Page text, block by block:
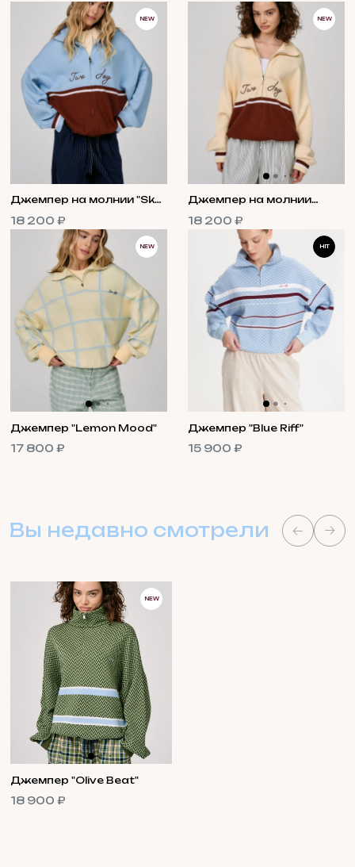
NEW
Джемпер на молнии "Sky
18 200 ₽
NEW
Джемпер на молнии
18 200 ₽
NEW
Джемпер "Lemon Mood"
17 800 ₽
HIT
Джемпер "Blue Riff"
15 900 ₽
Вы недавно смотрели
NEW
Джемпер "Olive Beat"
18 900 ₽